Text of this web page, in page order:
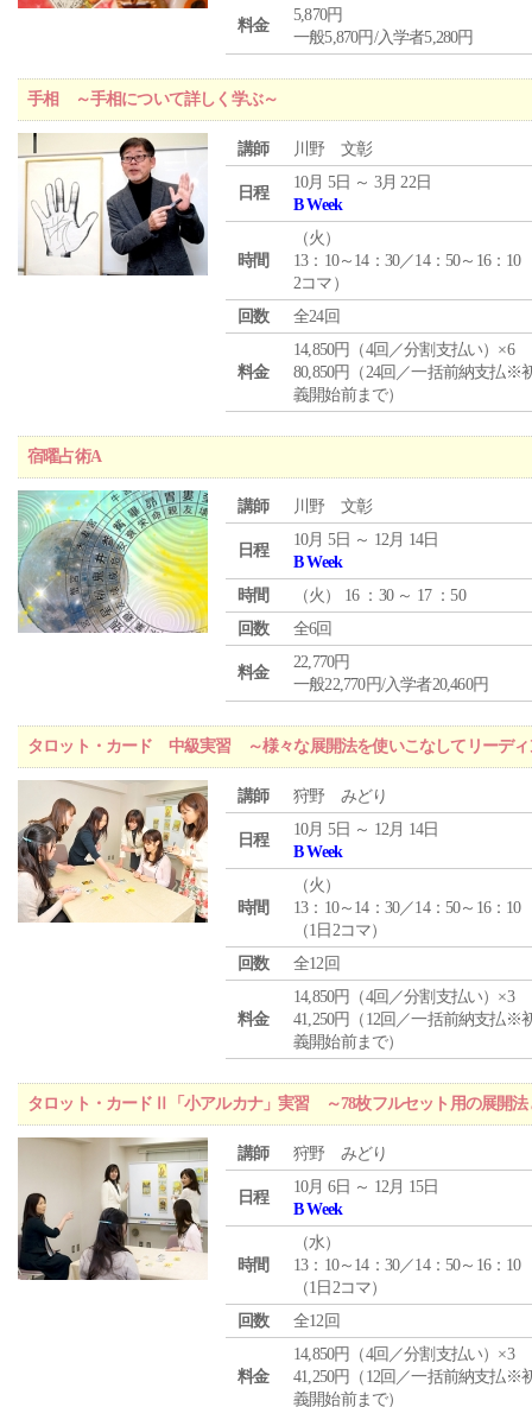
料金
5,870円
一般5,870円/入学者5,280円
手相 ～手相について詳しく学ぶ～
講師 川野 文彰
日程
10月 5日 ～ 3月 22日
B Week
時間
（火 ）
13：10～14：30／14：50～16：10
2コマ）
回数
全24回
料金
14,850円（4回／分割支払い）×6
80,850円（24回／一括前納支払※
義開始前まで）
宿曜占術A
講師 川野 文彰
日程
10月 5日 ～ 12月 14日
B Week
時間
（火 ） 16 ：30 ～ 17 ：50
回数
全6回
料金
22,770円
一般22,770円/入学者20,460円
タロット・カード 中級実習 ～様々な展開法を使いこなしてリーディ
講師 狩野 みどり
日程
10月 5日 ～ 12月 14日
B Week
時間
（火 ）
13：10～14：30／14：50～16：10
（1日2コマ）
回数
全12回
料金
14,850円（4回／分割支払い）×3
41,250円（12回／一括前納支払※
義開始前まで）
タロット・カードⅡ「小アルカナ」実習 ～78枚フルセット用の展開法
講師 狩野 みどり
日程
10月 6日 ～ 12月 15日
B Week
時間
（水）
13：10～14：30／14：50～16：10
（1日2コマ）
回数
全12回
料金
14,850円（4回／分割支払い）×3
41,250円（12回／一括前納支払※
義開始前まで）